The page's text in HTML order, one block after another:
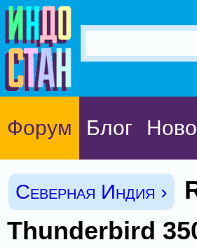
Форум Блог
Северная Индия ›
Thunderbird